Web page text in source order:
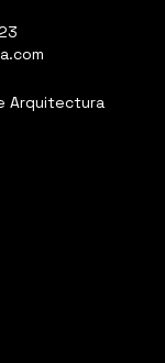
Arquitectura